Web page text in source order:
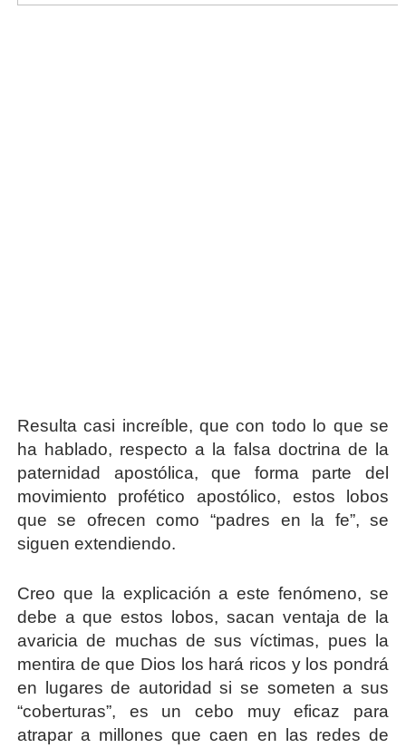
Resulta casi increíble, que con todo lo que se
ha hablado, respecto a la falsa doctrina de la
paternidad apostólica, que forma parte del
movimiento profético apostólico, estos lobos
que se ofrecen como “padres en la fe”, se
siguen extendiendo.
Creo que la explicación a este fenómeno, se
debe a que estos lobos, sacan ventaja de la
avaricia de muchas de sus víctimas, pues la
mentira de que Dios los hará ricos y los pondrá
en lugares de autoridad si se someten a sus
“coberturas”, es un cebo muy eficaz para
atrapar a millones que caen en las redes de